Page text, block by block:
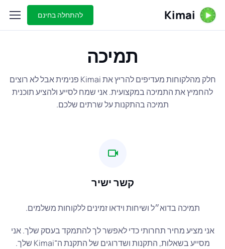
Kimai להתחלה בחינם
תמיכה
חלק מהלקוחות מעדיפים להריץ את Kimai פנימית אבל לא רוצים
להחמיץ את התמיכה במקצועית. אני שמח לסייע ולהציע תוכנית
תמיכה בהתקנות על שרתים שלכם.
קשר ישיר
תמיכה בדוא״ל ושיחות וידאו זמינים ללקוחות משלמים.
מציע מחיר תחרותי כדי לאפשר לך להתמקד בעסק שלך. אני
מסייע בשאלות, התקנות ושדרוגים של התקנת ה־Kimai שלך.